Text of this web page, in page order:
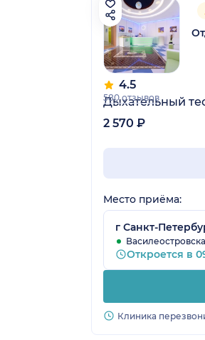
4.5
580 отзывов
Дыхательный
2 570 ₽
Место приёма:
г Санкт-
Откроется в
Клиника